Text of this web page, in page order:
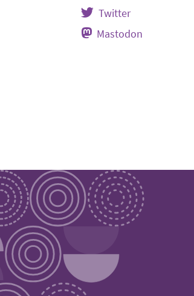
Twitter
Mastodon